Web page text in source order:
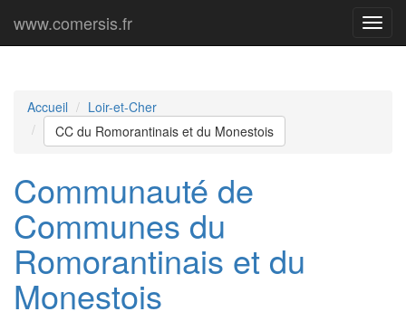
Menu
www.comersis.fr
Accueil
Loir-et-Cher
CC du Romorantinais et du Monestois
Communauté de
Communes du
Romorantinais et du
Monestois